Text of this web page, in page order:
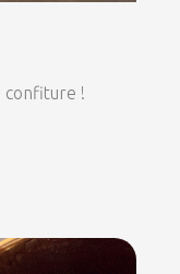
confiture !